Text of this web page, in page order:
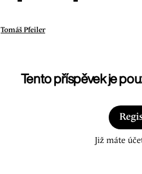
Tomáš Pfeiler
Tento příspěvek je
Již máte